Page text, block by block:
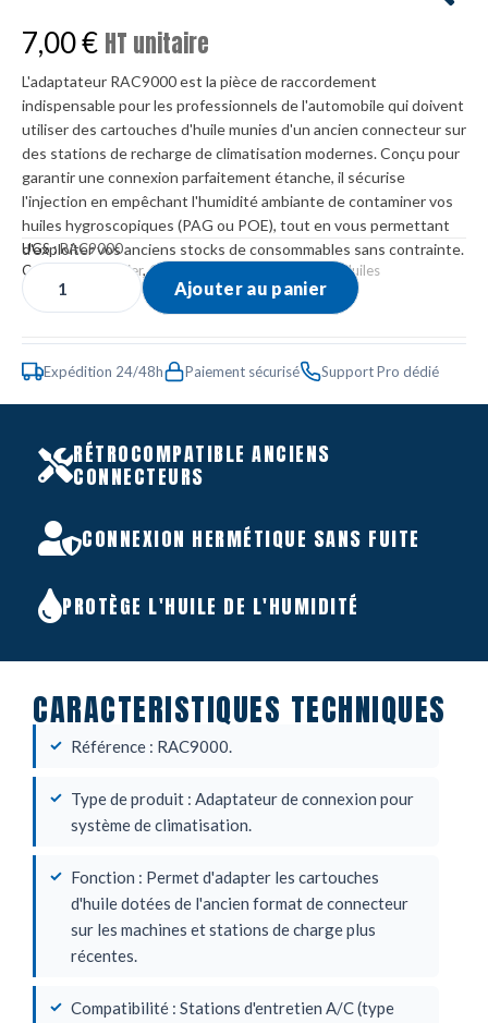
7,00€ HT unitaire
L'adaptateur RAC9000 est la pièce de raccordement
indispensable pour les professionnels de l'automobile qui doivent
utiliser des cartouches d'huile munies d'un ancien connecteur sur
des stations de recharge de climatisation modernes. Conçu pour
garantir une connexion parfaitement étanche, il sécurise
l'injection en empêchant l'humidité ambiante de contaminer vos
huiles hygroscopiques (PAG ou POE), tout en vous permettant
d'exploiter vos anciens stocks de consommables sans contrainte.
UGS :RAC9000
Catégories :
Atelier,Climatisation Consommables Huiles
Ajouter au panier
Expédition 24/48h Paiement sécurisé Support Pro dédié
RÉTROCOMPATIBLE ANCIENS
CONNECTEURS
CONNEXION HERMÉTIQUE SANS FUITE
PROTÈGE L'HUILE DE L'HUMIDITÉ
CARACTERISTIQUES TECHNIQUES
Référence : RAC9000.
Type de produit : Adaptateur de connexion pour
système de climatisation.
Fonction : Permet d'adapter les cartouches
d'huile dotées de l'ancien format de connecteur
sur les machines et stations de charge plus
récentes.
Compatibilité : Stations d'entretien A/C (type